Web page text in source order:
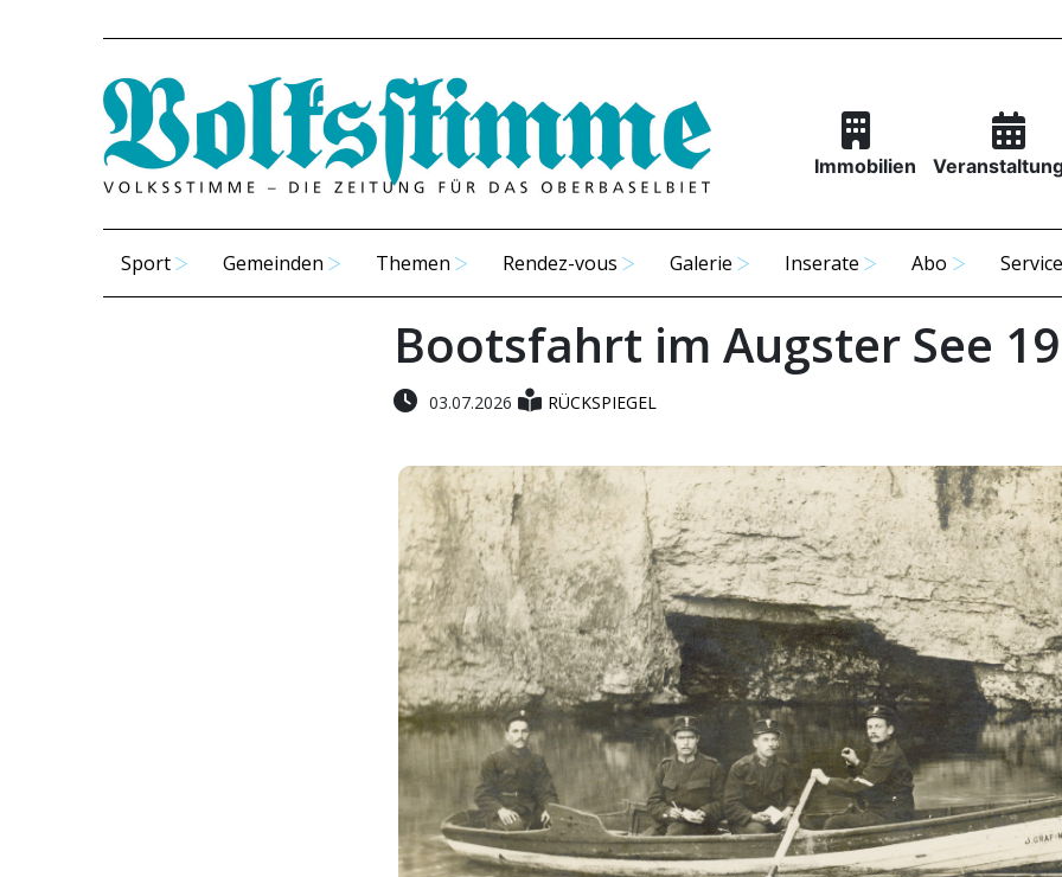
Immobilien
Sport Gemeinden Themen Rendez-vous Galerie Inserate Abo Service
Bootsfahrt im Augster See
03.07.2026 RÜCKSPIEGEL